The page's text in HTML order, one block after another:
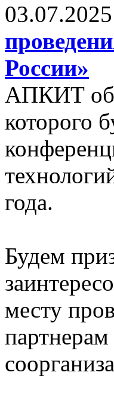
03.07.2025
России»
АПКИТ
которого
года.
Будем
месту